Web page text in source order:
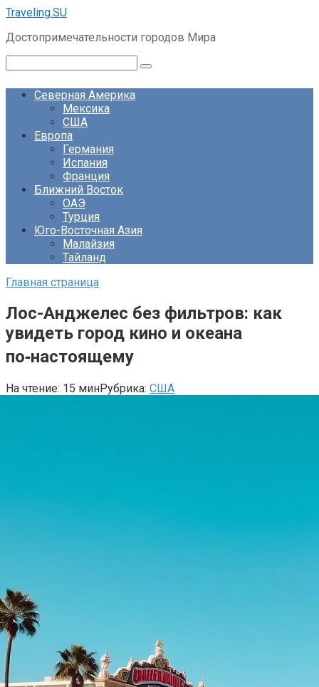
Перейти
контенту
Traveling.SU
Достопримечательности городов Мира
Северная Америка
Мексика
США
Европа
Германия
Испания
Франция
Ближний Восток
ОАЭ
Турция
Юго-Восточная Азия
Малайзия
Тайланд
Главная страница
Лос-Анджелес без фильтров: как
увидеть город кино и океана
по‑настоящему
На чтение: 15 минРубрика: США